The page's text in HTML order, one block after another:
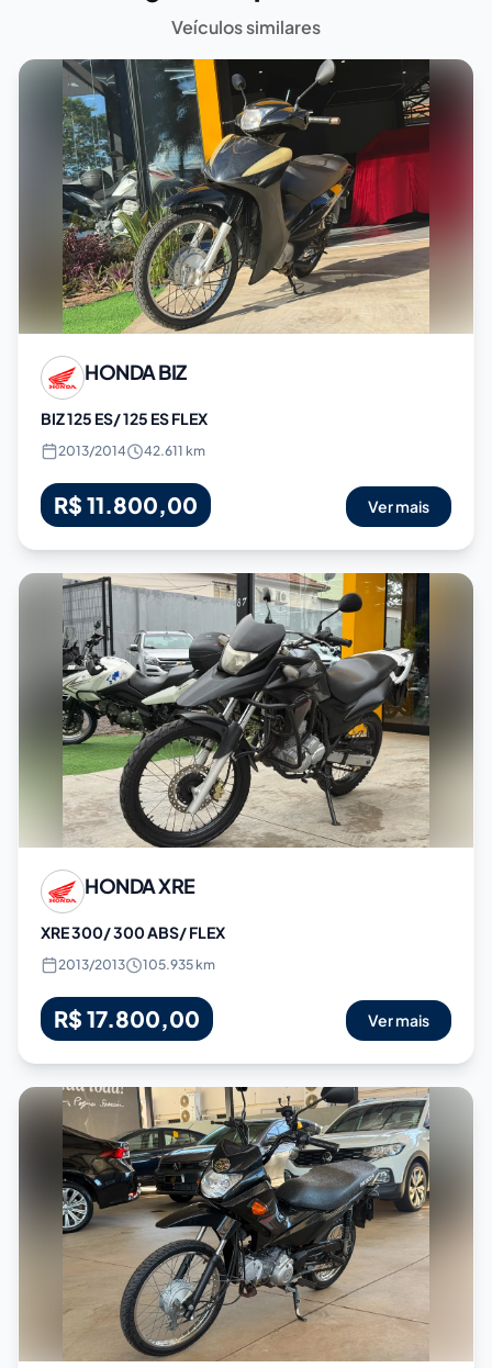
Veículos similares
HONDABIZ
BIZ 125 ES/ 125 ES FLEX
2013/2014 42.611 km
R$ 11.800,00 Ver mais
HONDAXRE
XRE 300/ 300 ABS/ FLEX
2013/2013 105.935 km
R$ 17.800,00 Ver mais